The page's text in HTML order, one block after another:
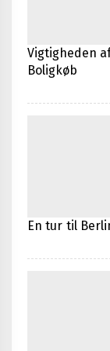
Vigtigheden
Boligkøb
En tur til